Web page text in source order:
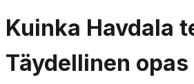
Kuinka Havdala
Täydellinen